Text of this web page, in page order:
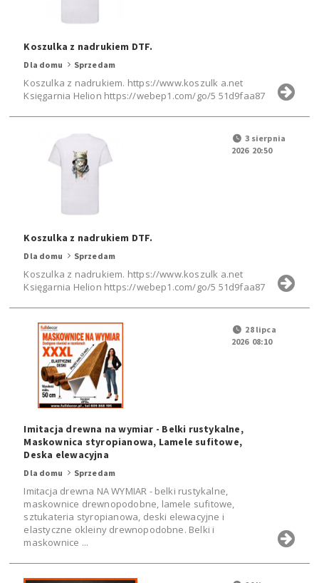
Koszulka z nadrukiem DTF.
Dla domu Sprzedam
Koszulka z nadrukiem. https://www.koszulk a.net
Księgarnia Helion https://webep1.com/go/5 51d9faa87
3 sierpnia
2026 20:50
Koszulka z nadrukiem DTF.
Dla domu Sprzedam
Koszulka z nadrukiem. https://www.koszulk a.net
Księgarnia Helion https://webep1.com/go/5 51d9faa87
28 lipca
2026 08:10
Imitacja drewna na wymiar - Belki rustykalne,
Maskownica styropianowa, Lamele sufitowe,
Deska elewacyjna
Dla domu Sprzedam
Imitacja drewna NA WYMIAR - belki rustykalne,
maskownice drewnopodobne, lamele sufitowe,
sztukateria styropianowa, deski elewacyjne i
elastyczne okleiny drewnopodobne. Belki i
maskownice ...